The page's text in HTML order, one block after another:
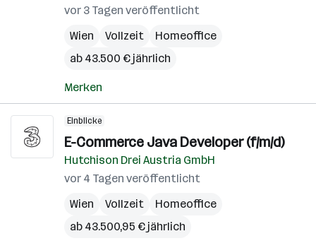
vor 3 Tagen veröffentlicht
Wien
Vollzeit
Homeoffice
ab 43.500 € jährlich
Merken
Einblicke
E-Commerce Java Developer (f/m/d)
Hutchison Drei Austria GmbH
vor 4 Tagen veröffentlicht
Wien
Vollzeit
Homeoffice
ab 43.500,95 € jährlich